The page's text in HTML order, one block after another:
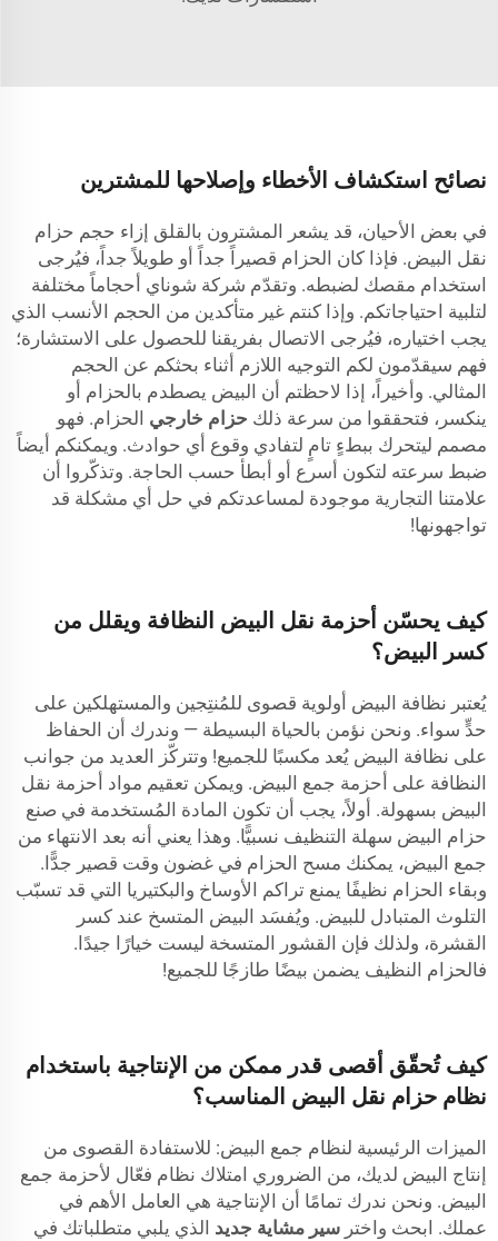
نصائح استكشاف الأخطاء وإصلاحها للمشترين
في بعض الأحيان، قد يشعر المشترون بالقلق إزاء حجم حزام
نقل البيض. فإذا كان الحزام قصيراً جداً أو طويلاً جداً، فيُرجى
استخدام مقصك لضبطه. وتقدّم شركة شوناي أحجاماً مختلفة
لتلبية احتياجاتكم. وإذا كنتم غير متأكدين من الحجم الأنسب الذي
يجب اختياره، فيُرجى الاتصال بفريقنا للحصول على الاستشارة؛
فهم سيقدّمون لكم التوجيه اللازم أثناء بحثكم عن الحجم
المثالي. وأخيراً، إذا لاحظتم أن البيض يصطدم بالحزام أو
ينكسر، فتحققوا من سرعة ذلك حزام خارجي الحزام. فهو
مصمم ليتحرك ببطءٍ تامٍ لتفادي وقوع أي حوادث. ويمكنكم أيضاً
ضبط سرعته لتكون أسرع أو أبطأ حسب الحاجة. وتذكّروا أن
علامتنا التجارية موجودة لمساعدتكم في حل أي مشكلة قد
تواجهونها!
كيف يحسّن أحزمة نقل البيض النظافة ويقلل من
كسر البيض؟
يُعتبر نظافة البيض أولوية قصوى للمُنتِجين والمستهلكين على
حدٍّ سواء. ونحن نؤمن بالحياة البسيطة — وندرك أن الحفاظ
على نظافة البيض يُعد مكسبًا للجميع! وتتركّز العديد من جوانب
النظافة على أحزمة جمع البيض. ويمكن تعقيم مواد أحزمة نقل
البيض بسهولة. أولاً، يجب أن تكون المادة المُستخدمة في صنع
حزام البيض سهلة التنظيف نسبيًّا. وهذا يعني أنه بعد الانتهاء من
جمع البيض، يمكنك مسح الحزام في غضون وقت قصير جدًّا.
وبقاء الحزام نظيفًا يمنع تراكم الأوساخ والبكتيريا التي قد تسبّب
التلوث المتبادل للبيض. ويُفسَد البيض المتسخ عند كسر
القشرة، ولذلك فإن القشور المتسخة ليست خيارًا جيدًا.
فالحزام النظيف يضمن بيضًا طازجًا للجميع!
كيف تُحقّق أقصى قدر ممكن من الإنتاجية باستخدام
نظام حزام نقل البيض المناسب؟
الميزات الرئيسية لنظام جمع البيض: للاستفادة القصوى من
إنتاج البيض لديك، من الضروري امتلاك نظام فعّال لأحزمة جمع
البيض. ونحن ندرك تمامًا أن الإنتاجية هي العامل الأهم في
عملك. ابحث واختر سير مشاية جديد الذي يلبي متطلباتك في